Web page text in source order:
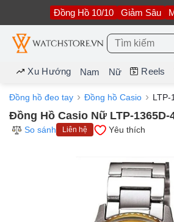
nội
dung
Đồng Hồ 10/10 Giảm Sâu
Tìm
kiếm:
Xu Hướng Nam Nữ Reels
Đồng hồ đeo tay Đồng hồ Casio LTP-
Đồng Hồ Casio Nữ LTP-1365D-
So sánh
Liên hệ Yêu thích